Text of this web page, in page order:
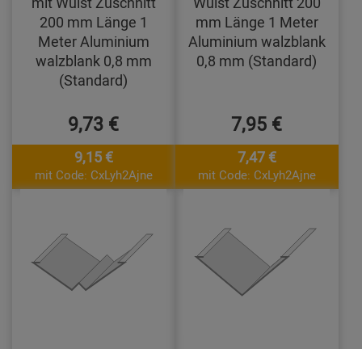
200 mm Länge 1
Meter Aluminium
walzblank 0,8 mm
(Standard)
9,73 €
9,15 €
mit Code: CxLyh2Ajne
mm Länge 1 Meter
Aluminium walzblank
0,8 mm (Standard)
7,95 €
7,47 €
mit Code: CxLyh2Ajne